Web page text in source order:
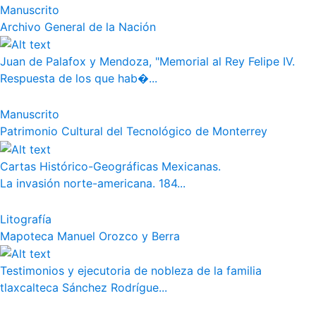
Manuscrito
Archivo General de la Nación
Juan de Palafox y Mendoza, "Memorial al Rey Felipe IV.
Respuesta de los que hab�...
Manuscrito
Patrimonio Cultural del Tecnológico de Monterrey
Cartas Histórico-Geográficas Mexicanas.
La invasión norte-americana. 184...
Litografía
Mapoteca Manuel Orozco y Berra
Testimonios y ejecutoria de nobleza de la familia
tlaxcalteca Sánchez Rodrígue...